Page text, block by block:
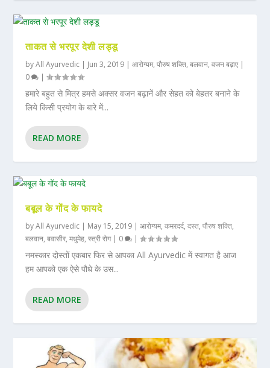
ताकत से भरपूर देशी लड्डू
byAll Ayurvedic | Jun 3, 2019 |आरोग्यम,पौरुष शक्ति,बलवान,वजन बढ़ाए |
0
|
हमारे बहुत से मित्र हमसे अक्सर वजन बढ़ानें और सेहत को बेहतर बनाने के
लिये किसी प्रयोग के बारे में...
READ MORE
बबूल के गोंद के फायदे
byAll Ayurvedic | May 15, 2019 |आरोग्यम,कमरदर्द,दस्त,पौरुष शक्ति,
बलवान,बवासीर,मधुमेह,स्त्री रोग| 0 |
नमस्कार दोस्तों एकबार फिर से आपका All Ayurvedic में स्वागत है आज
हम आपको एक ऐसे पौधे के उस...
READ MORE